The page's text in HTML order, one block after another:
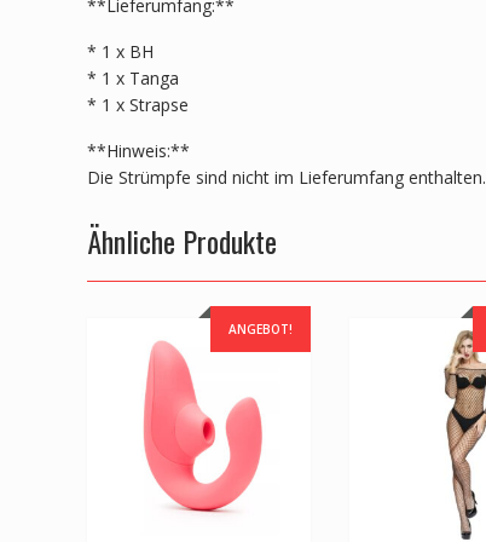
**Lieferumfang:**
* 1 x BH
* 1 x Tanga
* 1 x Strapse
**Hinweis:**
Die Strümpfe sind nicht im Lieferumfang enthalten.
Ähnliche Produkte
ANGEBOT!